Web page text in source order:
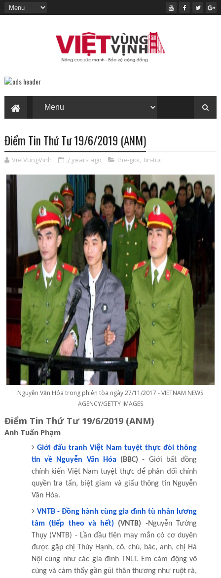
Điểm Tin Thứ Tư 19/6/2019 (ANM)
VietVungVinh 7 years ago the-gioi, tin-tuc
Nguyễn Văn Hóa trong phiên tòa ngày 27/11/2017 - VIETNAM NEWS
AGENCY/GETTY IMAGES
Điểm Tin Thứ Tư 19/6/2019 (ANM)
Anh Tuấn Phạm
Giới đấu tranh Việt Nam tuyệt thực đòi thông
tin về Nguyễn Văn Hóa (BBC) - Giới bất đồng
chính kiến Việt Nam tuyệt thực để phản đối chính
quyền tra tấn, biệt giam và giấu thông tin Nguyễn
Văn Hóa.
VNTB - Đồng hành cùng gia đình tù nhân lương
tâm (tiếp theo và hết) (VNTB) -Nguyễn Tường
Thụy (VNTB) - Lần đầu tiên may mắn có cơ duyên
được gặp chị Thúy Hạnh, cô, chú, bác, anh, chị Hà
Nội cũng như các gia đình TNLT. Em cảm động vô
cùng và cảm thấy gần gũi thân thương như ruột rà,